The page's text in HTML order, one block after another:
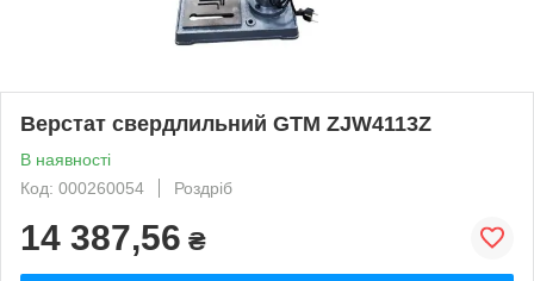
Верстат свердлильний GTM ZJW4113Z
В наявності
Код: 000260054
Роздріб
14 387,56 ₴